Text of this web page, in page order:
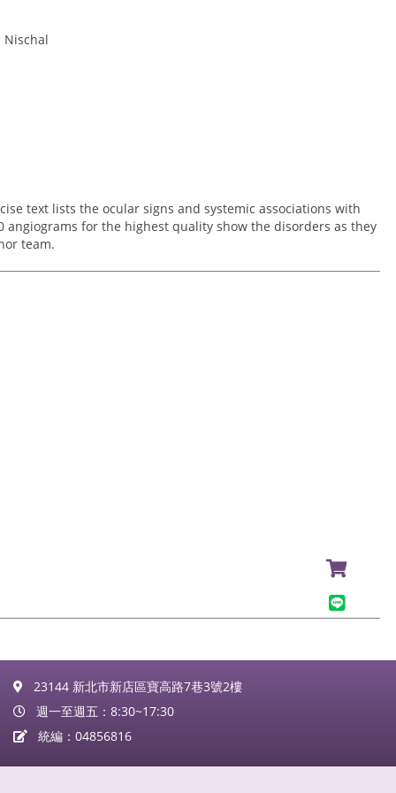
Nischal
text lists the ocular signs and systemic associations with
for the highest quality show the disorders as they
team.
23144 新北市新店區寶高路7巷3號2樓
週一至週五：8:30~17:30
統編：04856816